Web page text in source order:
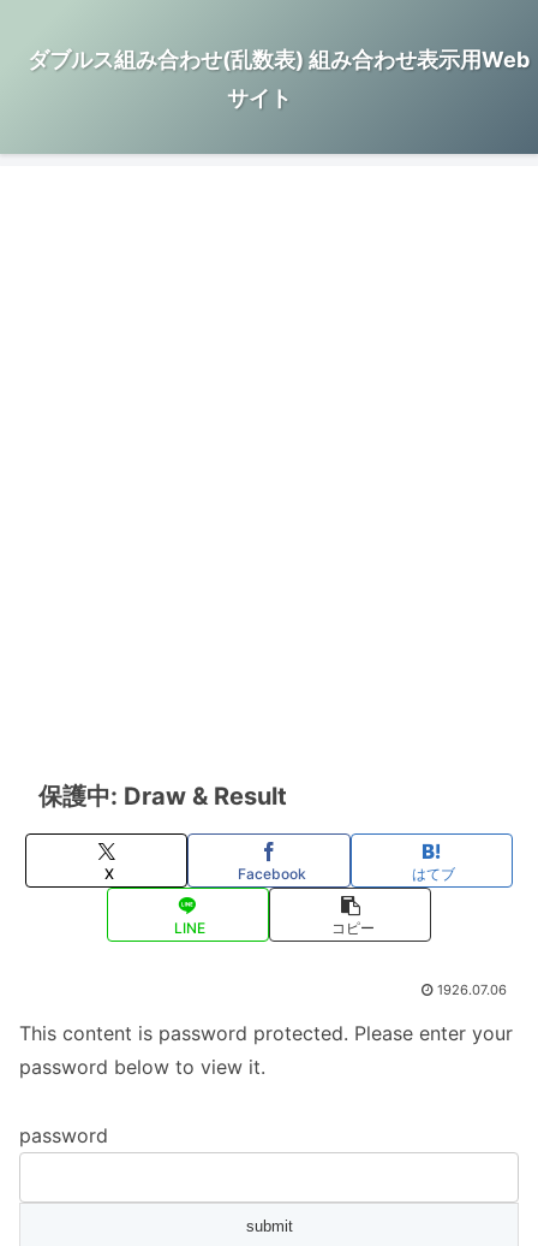
ダブルス組み合わせ(乱数表) 組み合わせ表示用Web
サイト
保護中: Draw & Result
X Facebook はてブ
LINE コピー
1926.07.06
This content is password protected. Please enter your
password below to view it.
password